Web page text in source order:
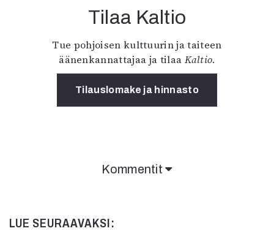
Tilaa Kaltio
Tue pohjoisen kulttuurin ja taiteen
äänenkannattajaa ja tilaa Kaltio.
Tilauslomake ja hinnasto
Kommentit
LUE SEURAAVAKSI: